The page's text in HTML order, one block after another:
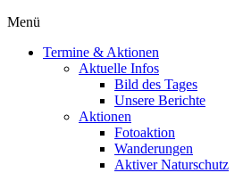
Menü
Termine & Aktionen
Aktuelle Infos
Bild des Tages
Unsere Berichte
Aktionen
Fotoaktion
Wanderungen
Aktiver Naturschutz